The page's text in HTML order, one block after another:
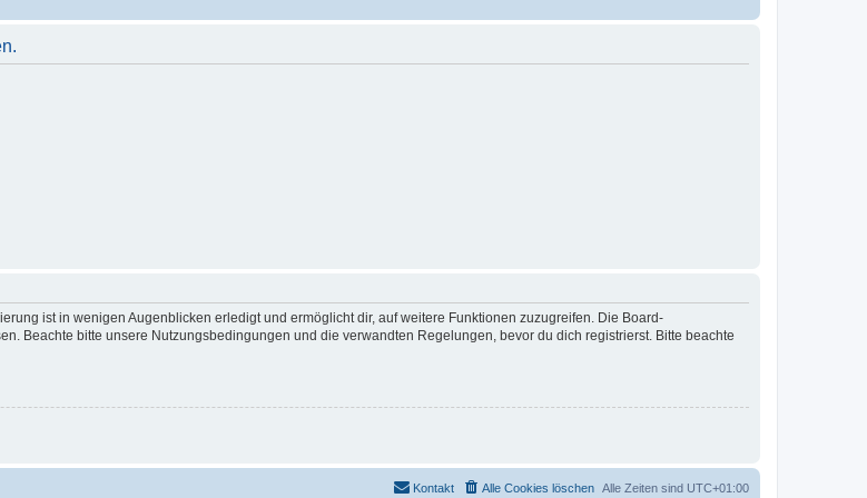
ist in wenigen Augenblicken erledigt und ermöglicht dir, auf weitere Funktionen zuzugreifen. Die Board-
Beachte bitte unsere Nutzungsbedingungen und die verwandten Regelungen, bevor du dich registrierst. Bitte beachte
Alle Zeiten sind UTC+01:00
Alle Cookies löschen
Kontakt